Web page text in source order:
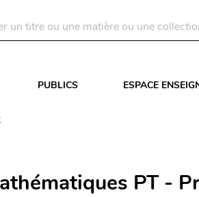
PUBLICS ESPACE
PT -